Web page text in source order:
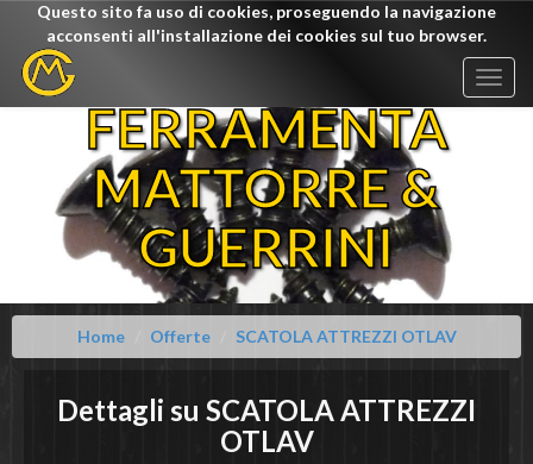
Questo sito fa uso di cookies, proseguendo la navigazione
acconsenti all'installazione dei cookies sul tuo browser.
FERRAMENTA
MATTORRE &
GUERRINI
Home Offerte SCATOLA ATTREZZI OTLAV
Dettagli su SCATOLA ATTREZZI
OTLAV